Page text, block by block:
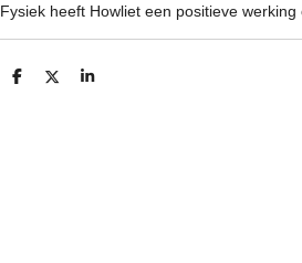
Fysiek heeft Howliet een positieve werking
D
D
S